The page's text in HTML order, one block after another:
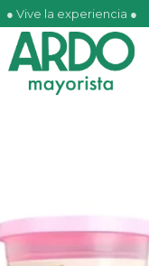
● Vive la experiencia ●
Ofertas Escolares